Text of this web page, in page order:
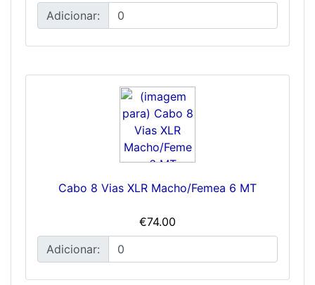
Adicionar:
Cabo 8 Vias XLR Macho/Femea 6 MT
€74.00
Adicionar: